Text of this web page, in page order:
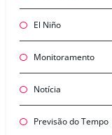
El Niño
Monitoramento
Notícia
Previsão do Tempo